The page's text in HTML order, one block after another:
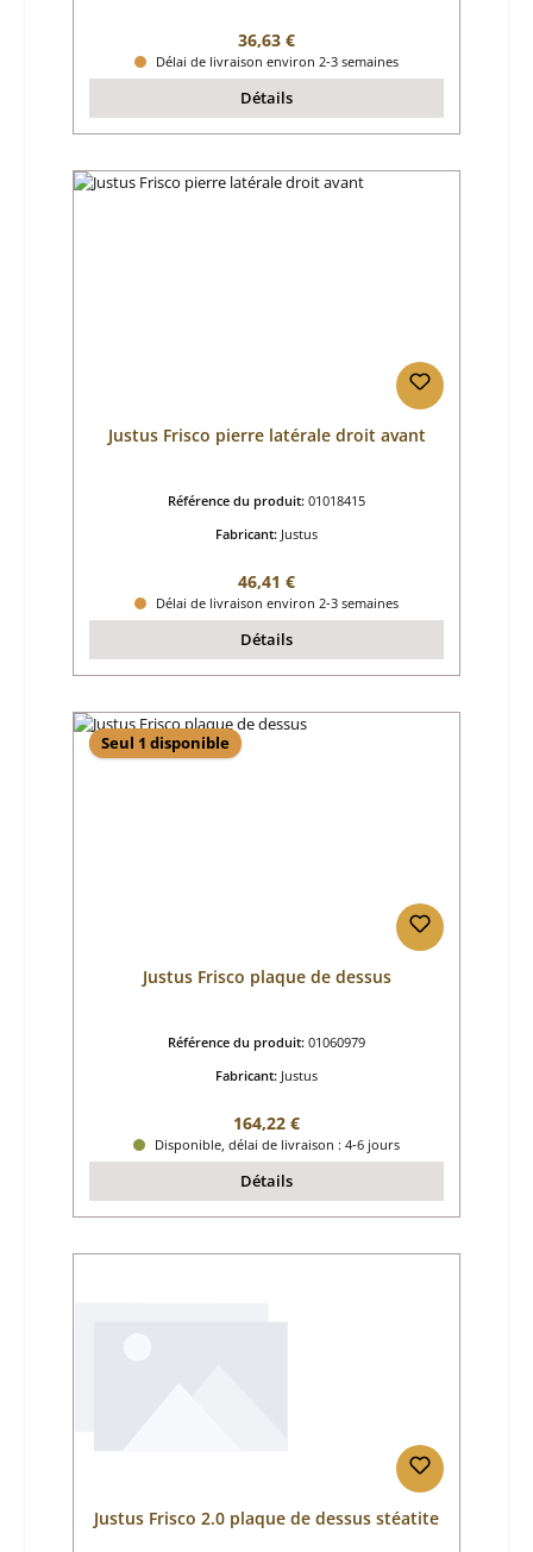
Prix régulier :
36,63 €
Délai de livraison environ 2-3 semaines
Détails
Justus Frisco pierre latérale droit avant
Référence du produit: 01018415
Fabricant: Justus
Prix régulier :
46,41 €
Délai de livraison environ 2-3 semaines
Détails
Seul 1 disponible
Justus Frisco plaque de dessus
Référence du produit: 01060979
Fabricant: Justus
Prix régulier :
164,22 €
Disponible, délai de livraison : 4-6 jours
Détails
Justus Frisco 2.0 plaque de dessus stéatite